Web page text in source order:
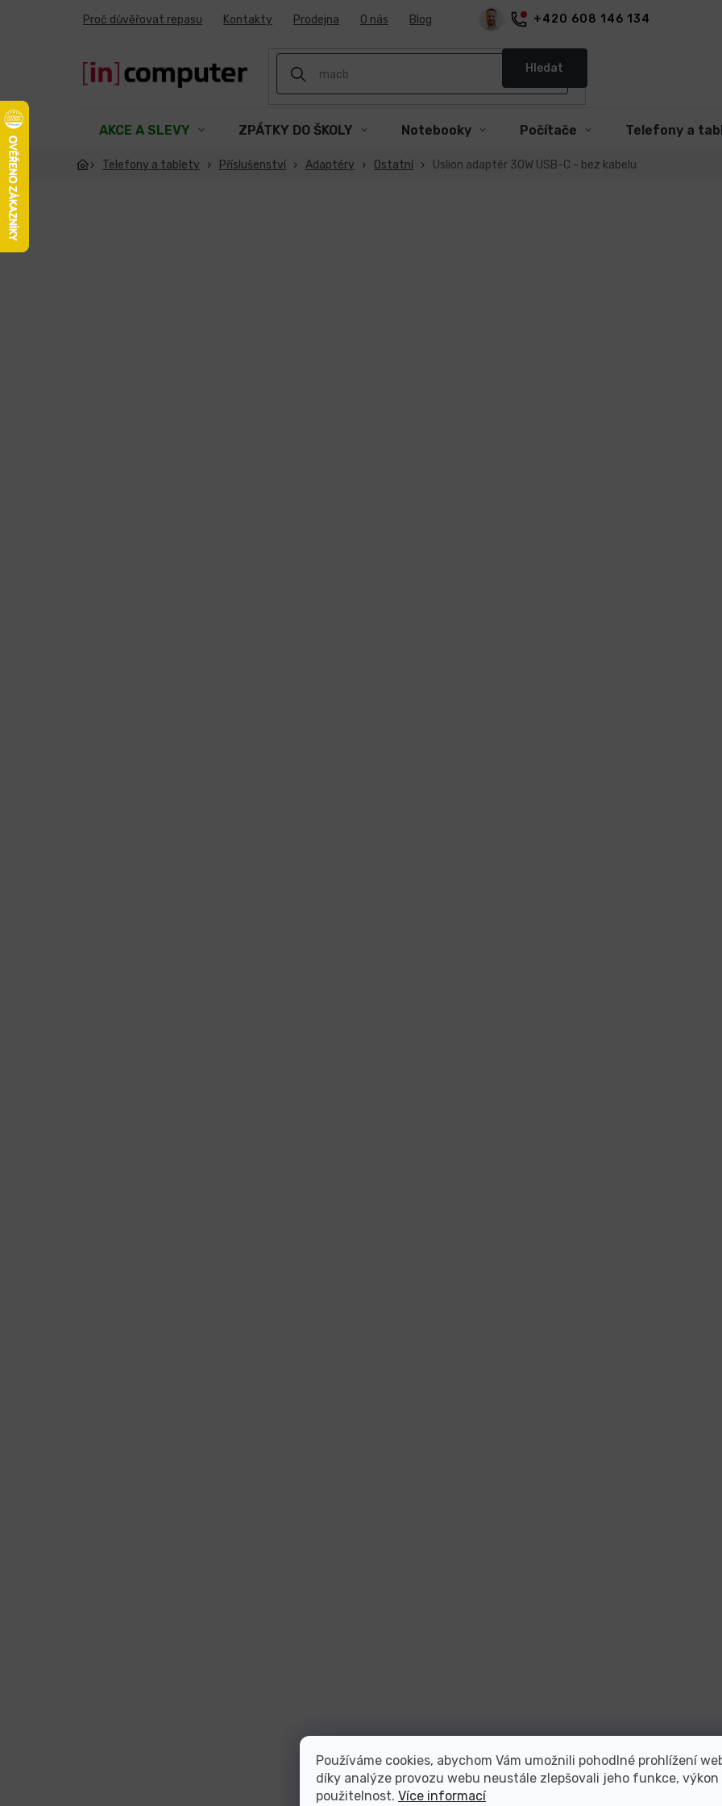
Používáme cookies, abychom Vám umožnili pohodlné prohlížení
díky analýze provozu webu neustále zlepšovali jeho funkce, výkon
použitelnost. Více informací
+420 608 146 134
Proč důvěřovat repasu Kontakty Prodejna O nás Blog
Hledat
AKCE A SLEVY ZPÁTKY DO ŠKOLY Notebooky Počítače Telefony a
Telefony a tablety Příslušenství Adaptéry Ostatní Uslion adaptér 30W USB-C - bez kabelu